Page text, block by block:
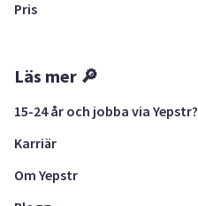
Pris
Läs mer 🔎
15-24 år och jobba via Yepstr?
Karriär
Om Yepstr